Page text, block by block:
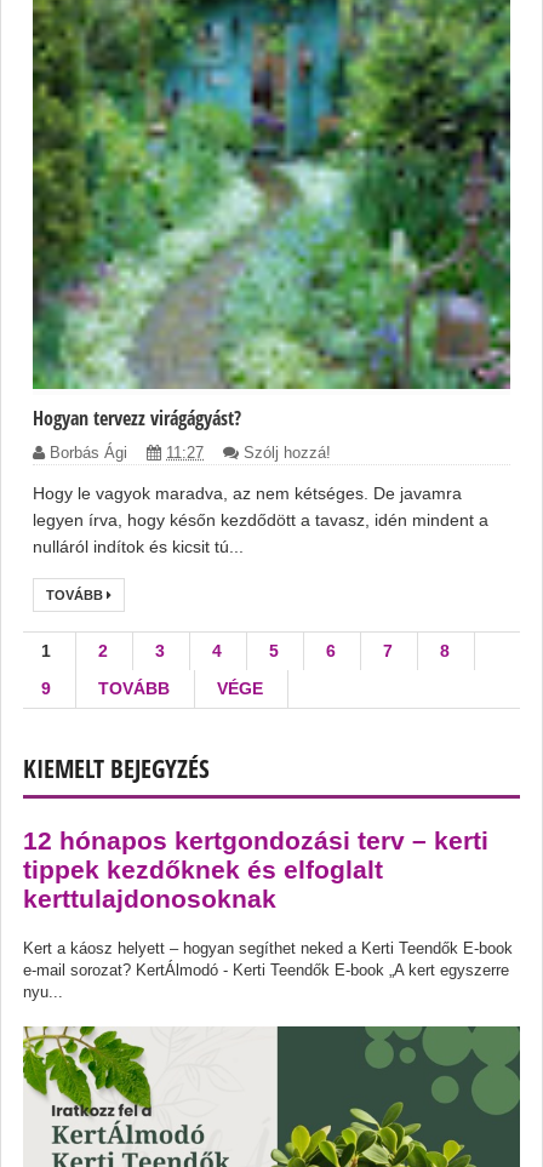
Hogyan tervezz virágágyást?
Borbás Ági 11:27 Szólj hozzá!
Hogy le vagyok maradva, az nem kétséges. De javamra
legyen írva, hogy későn kezdődött a tavasz, idén mindent a
nulláról indítok és kicsit tú...
TOVÁBB
1 2 3 4 5 6 7
8
9
TOVÁBB VÉGE
KIEMELT BEJEGYZÉS
12 hónapos kertgondozási terv – kerti
tippek kezdőknek és elfoglalt
kerttulajdonosoknak
Kert a káosz helyett – hogyan segíthet neked a Kerti Teendők E-book
e-mail sorozat? KertÁlmodó - Kerti Teendők E-book „A kert egyszerre
nyu...